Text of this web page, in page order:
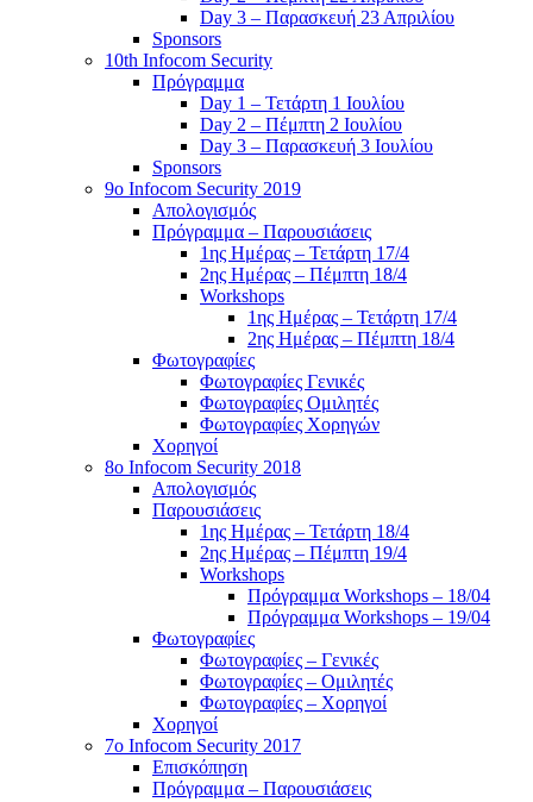
Day 3 – Παρασκευή 23 Απριλίου
Sponsors
10th Infocom Security
Πρόγραμμα
Day 1 – Τετάρτη 1 Ιουλίου
Day 2 – Πέμπτη 2 Ιουλίου
Day 3 – Παρασκευή 3 Ιουλίου
Sponsors
9ο Infocom Security 2019
Απολογισμός
Πρόγραμμα – Παρουσιάσεις
1ης Ημέρας – Τετάρτη 17/4
2ης Ημέρας – Πέμπτη 18/4
Workshops
1ης Ημέρας – Τετάρτη 17/4
2ης Ημέρας – Πέμπτη 18/4
Φωτογραφίες
Φωτογραφίες Γενικές
Φωτογραφίες Ομιλητές
Φωτογραφίες Χορηγών
Χορηγοί
8ο Infocom Security 2018
Απολογισμός
Παρουσιάσεις
1ης Ημέρας – Τετάρτη 18/4
2ης Ημέρας – Πέμπτη 19/4
Workshops
Πρόγραμμα Workshops – 18/04
Πρόγραμμα Workshops – 19/04
Φωτογραφίες
Φωτογραφίες – Γενικές
Φωτογραφίες – Ομιλητές
Φωτογραφίες – Χορηγοί
Χορηγοί
7o Infocom Security 2017
Επισκόπηση
Πρόγραμμα – Παρουσιάσεις